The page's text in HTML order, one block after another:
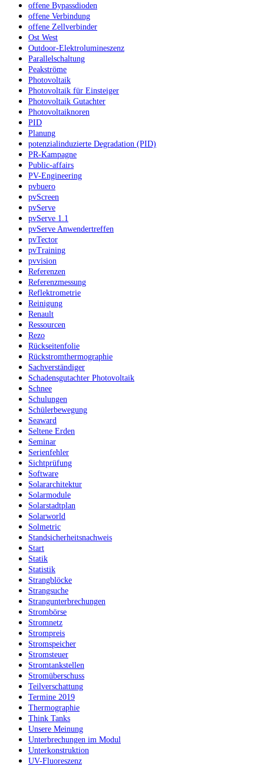
offene Bypassdioden
offene Verbindung
offene Zellverbinder
Ost West
Outdoor-Elektrolumineszenz
Parallelschaltung
Peakströme
Photovoltaik
Photovoltaik für Einsteiger
Photovoltaik Gutachter
Photovoltaiknoren
PID
Planung
potenzialinduzierte Degradation (PID)
PR-Kampagne
Public-affairs
PV-Engineering
pvbuero
pvScreen
pvServe
pvServe 1.1
pvServe Anwendertreffen
pvTector
pvTraining
pvvision
Referenzen
Referenzmessung
Reflektrometrie
Reinigung
Renault
Ressourcen
Rezo
Rückseitenfolie
Rückstromthermographie
Sachverständiger
Schadensgutachter Photovoltaik
Schnee
Schulungen
Schülerbewegung
Seaward
Seltene Erden
Seminar
Serienfehler
Sichtprüfung
Software
Solararchitektur
Solarmodule
Solarstadtplan
Solarworld
Solmetric
Standsicherheitsnachweis
Start
Statik
Statistik
Strangblöcke
Strangsuche
Strangunterbrechungen
Strombörse
Stromnetz
Strompreis
Stromspeicher
Stromsteuer
Stromtankstellen
Stromüberschuss
Teilverschattung
Termine 2019
Thermographie
Think Tanks
Unsere Meinung
Unterbrechungen im Modul
Unterkonstruktion
UV-Fluoreszenz